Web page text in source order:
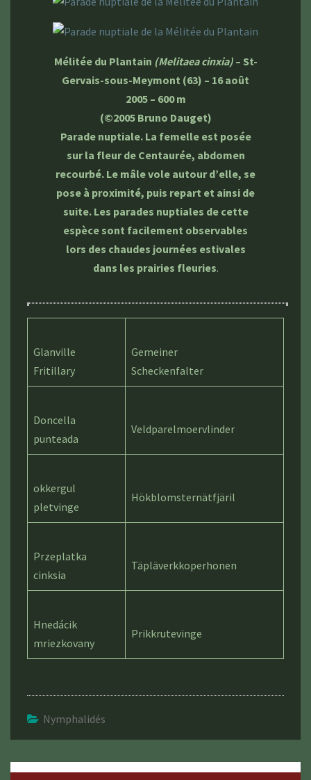
Mélitée du Plantain (Melitaea cinxia) – St-
Gervais-sous-Meymont (63) – 16 août
2005 – 600 m
(©2005 Bruno Dauget)
Parade nuptiale. La femelle est posée
sur la fleur de Centaurée, abdomen
recourbé. Le mâle vole autour d’elle, se
pose à proximité, puis repart et ainsi de
suite. Les parades nuptiales de cette
espèce sont facilement observables
lors des chaudes journées estivales
dans les prairies fleuries.
Glanville
Fritillary
Gemeiner
Scheckenfalter
Doncella
punteada
Veldparelmoervlinder
okkergul
pletvinge
Hökblomsternätfjäril
Przeplatka
cinksia
Täpläverkkoperhonen
Hnedácik
mriezkovany
Prikkrutevinge
Nymphalidés
Navigation